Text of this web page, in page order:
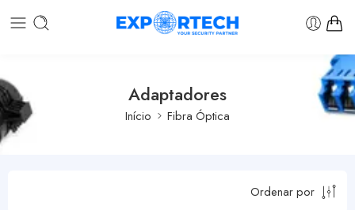
Adaptadores
Início Fibra Óptica
Ordenar por